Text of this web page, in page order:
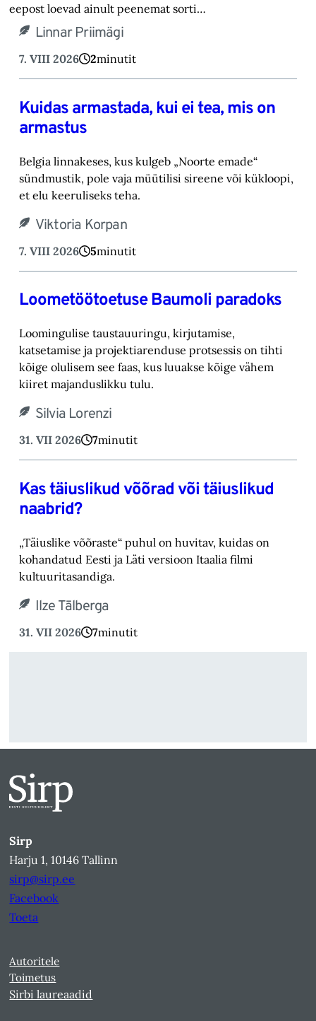
eepost loevad ainult peenemat sorti…
Linnar Priimägi
7. VIII 2026 2minutit
Kuidas armastada, kui ei tea, mis on
armastus
Belgia linnakeses, kus kulgeb „Noorte emade“
sündmustik, pole vaja müütilisi sireene või kük‎loopi,
et elu keeruliseks teha. ‎
Viktoria Korpan
7. VIII 2026 5minutit
Loometöötoetuse Baumoli paradoks
Loomingulise taustauuringu, kirjutamise,
katsetamise ja projektiarenduse protsessis on tihti
kõige olulisem see faas, kus luuakse kõige vähem
kiiret majanduslikku tulu.
Silvia Lorenzi
31. VII 2026 7minutit
Kas täiuslikud võõrad või täiuslikud
naabrid?
„Täiuslike võõraste“ puhul on huvitav, kuidas on
kohandatud Eesti ja Läti versioon Itaalia filmi
kultuuritasandiga.
Ilze Tālberga
31. VII 2026 7minutit
Sirp
Harju 1, 10146 Tallinn
sirp@sirp.ee
Facebook
Toeta
Autoritele
Toimetus
Sirbi laureaadid